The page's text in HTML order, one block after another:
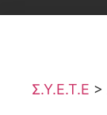
Σ.Υ.Ε.Τ.Ε >